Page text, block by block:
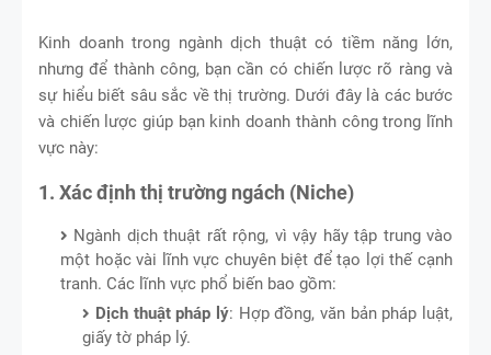
Kinh doanh trong ngành dịch thuật có tiềm năng lớn,
nhưng để thành công, bạn cần có chiến lược rõ ràng và
sự hiểu biết sâu sắc về thị trường. Dưới đây là các bước
và chiến lược giúp bạn kinh doanh thành công trong lĩnh
vực này:
1. Xác định thị trường ngách (Niche)
Ngành dịch thuật rất rộng, vì vậy hãy tập trung vào
một hoặc vài lĩnh vực chuyên biệt để tạo lợi thế cạnh
tranh. Các lĩnh vực phổ biến bao gồm:
Dịch thuật pháp lý: Hợp đồng, văn bản pháp luật,
giấy tờ pháp lý.